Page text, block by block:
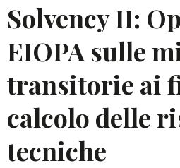
Solvency II:
EIOPA sulle
transitorie ai
calcolo delle
tecniche